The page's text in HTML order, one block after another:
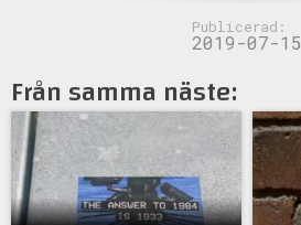
Publicerad:
2019-07-15
Från samma näste: